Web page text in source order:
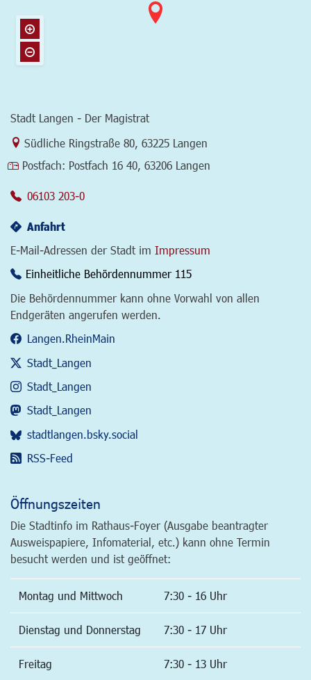
Stadt Langen - Der Magistrat
Link zur Google-Maps Navigation
Südliche Ringstraße 80 63225 Langen
Postfach: Postfach 16 40, 63206 Langen
06103 203-0
Anfahrt
E-Mail-Adressen der Stadt im Impressum
Einheitliche Behördennummer 115
Die Behördennummer kann ohne Vorwahl von allen
Endgeräten angerufen werden.
Langen.RheinMain
Stadt_Langen
Stadt_Langen
Stadt_Langen
stadtlangen.bsky.social
RSS-Feed
Öffnungszeiten
Die Stadtinfo im Rathaus-Foyer (Ausgabe beantragter
Ausweispapiere, Infomaterial, etc.) kann ohne Termin
besucht werden und ist geöffnet:
Montag und Mittwoch 7:30 - 16 Uhr
Dienstag und Donnerstag 7:30 - 17 Uhr
Freitag 7:30 - 13 Uhr